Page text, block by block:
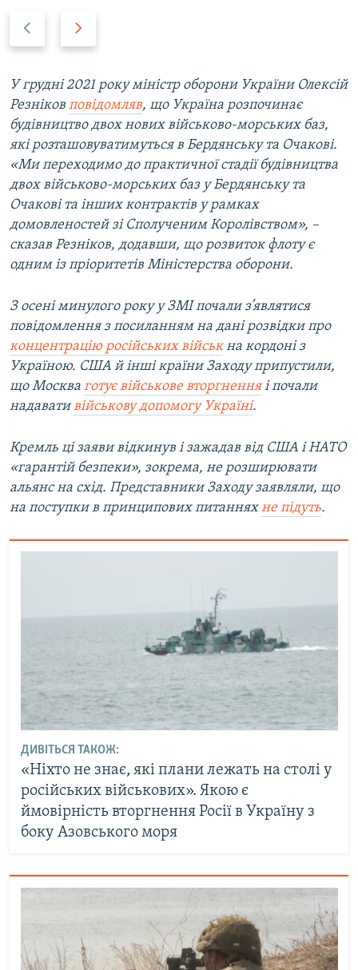
а
д
р
е
д
У грудні 2021 року міністр оборони України Олексій
Резніков повідомляв, що Україна розпочинає
будівництво двох нових військово-морських баз,
які розташовуватимуться в Бердянську та Очакові.
«Ми переходимо до практичної стадії будівництва
двох військово-морських баз у Бердянську та
Очакові та інших контрактів у рамках
домовленостей зі Сполученим Королівством», –
сказав Резніков, додавши, що розвиток флоту є
одним із пріоритетів Міністерства оборони.
З осені минулого року у ЗМІ почали з’являтися
повідомлення з посиланням на дані розвідки про
концентрацію російських військна кордоні з
Україною. США й інші країни Заходу припустили,
що Москва готує військове вторгненняі почали
надавативійськову допомогу Україні.
Кремль ці заяви відкинув і зажадав від США і НАТО
«гарантій безпеки», зокрема, не розширювати
альянс на схід. Представники Заходу заявляли, що
на поступки в принципових питанняхне підуть.
ДИВІТЬСЯ ТАКОЖ:
«Ніхто не знає, які плани лежать на столі у
російських військових». Якою є
ймовірність вторгнення Росії в Україну з
боку Азовського моря